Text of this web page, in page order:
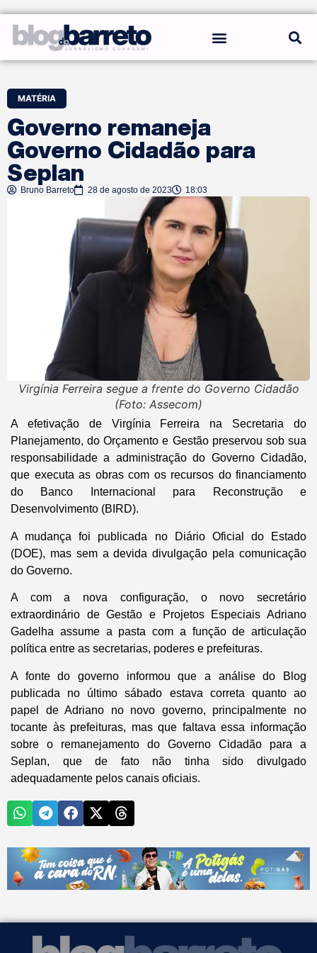
MATÉRIA
Governo remaneja
Governo Cidadão para
Seplan
Bruno Barreto 28 de agosto de 2023 18:03
Virgínia Ferreira segue a frente do Governo Cidadão
(Foto: Assecom)
A efetivação de Virgínia Ferreira na Secretaria do
Planejamento, do Orçamento e Gestão preservou sob sua
responsabilidade a administração do Governo Cidadão,
que executa as obras com os recursos do financiamento
do Banco Internacional para Reconstrução e
Desenvolvimento (BIRD).
A mudança foi publicada no Diário Oficial do Estado
(DOE), mas sem a devida divulgação pela comunicação
do Governo.
A com a nova configuração, o novo secretário
extraordinário de Gestão e Projetos Especiais Adriano
Gadelha assume a pasta com a função de articulação
política entre as secretarias, poderes e prefeituras.
A fonte do governo informou que a análise do Blog
publicada no último sábado estava correta quanto ao
papel de Adriano no novo governo, principalmente no
tocante às prefeituras, mas que faltava essa informação
sobre o remanejamento do Governo Cidadão para a
Seplan, que de fato não tinha sido divulgado
adequadamente pelos canais oficiais.